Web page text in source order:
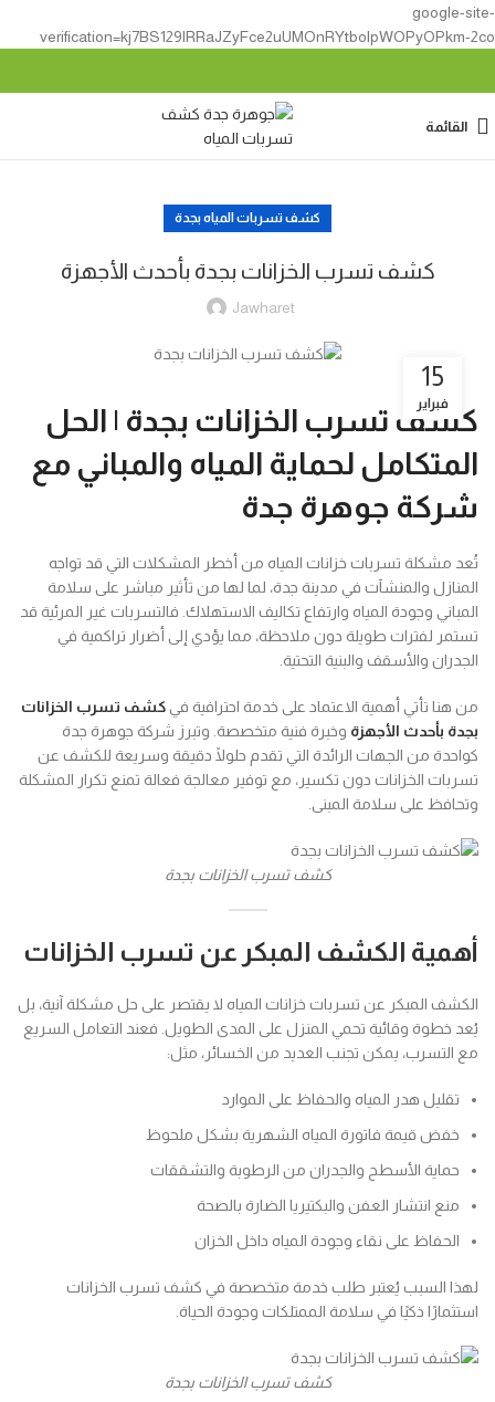
google-site-
verification=kj7BS129lRRaJZyFce2uUMOnRYtbolpWOPyOPkm-2co
القائمة
كشف تسربات المياه بجدة
كشف تسرب الخزانات بجدة بأحدث الأجهزة
Jawharet
15
فبراير
كشف تسرب الخزانات بجدة | الحل
المتكامل لحماية المياه والمباني مع
شركة جوهرة جدة
تُعد مشكلة تسربات خزانات المياه من أخطر المشكلات التي قد تواجه
المنازل والمنشآت في مدينة جدة، لما لها من تأثير مباشر على سلامة
المباني وجودة المياه وارتفاع تكاليف الاستهلاك. فالتسربات غير المرئية قد
تستمر لفترات طويلة دون ملاحظة، مما يؤدي إلى أضرار تراكمية في
الجدران والأسقف والبنية التحتية.
من هنا تأتي أهمية الاعتماد على خدمة احترافية فيكشف تسرب الخزانات
بجدة بأحدث الأجهزة وخبرة فنية متخصصة. وتبرز شركة جوهرة جدة
كواحدة من الجهات الرائدة التي تقدم حلولًا دقيقة وسريعة للكشف عن
تسربات الخزانات دون تكسير، مع توفير معالجة فعالة تمنع تكرار المشكلة
وتحافظ على سلامة المبنى.
كشف تسرب الخزانات بجدة
أهمية الكشف المبكر عن تسرب الخزانات
الكشف المبكر عن تسربات خزانات المياه لا يقتصر على حل مشكلة آنية، بل
يُعد خطوة وقائية تحمي المنزل على المدى الطويل. فعند التعامل السريع
مع التسرب، يمكن تجنب العديد من الخسائر، مثل:
تقليل هدر المياه والحفاظ على الموارد
خفض قيمة فاتورة المياه الشهرية بشكل ملحوظ
حماية الأسطح والجدران من الرطوبة والتشققات
منع انتشار العفن والبكتيريا الضارة بالصحة
الحفاظ على نقاء وجودة المياه داخل الخزان
لهذا السبب يُعتبر طلب خدمة متخصصة في كشف تسرب الخزانات
استثمارًا ذكيًا في سلامة الممتلكات وجودة الحياة.
كشف تسرب الخزانات بجدة